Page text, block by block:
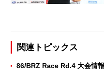
関連トピックス
86/BRZ Race Rd.4 大会情報